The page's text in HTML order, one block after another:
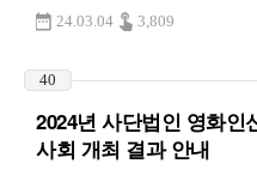
24.03.04 3,809
40
2024년 사단법인 영화인
사회 개최 결과 안내